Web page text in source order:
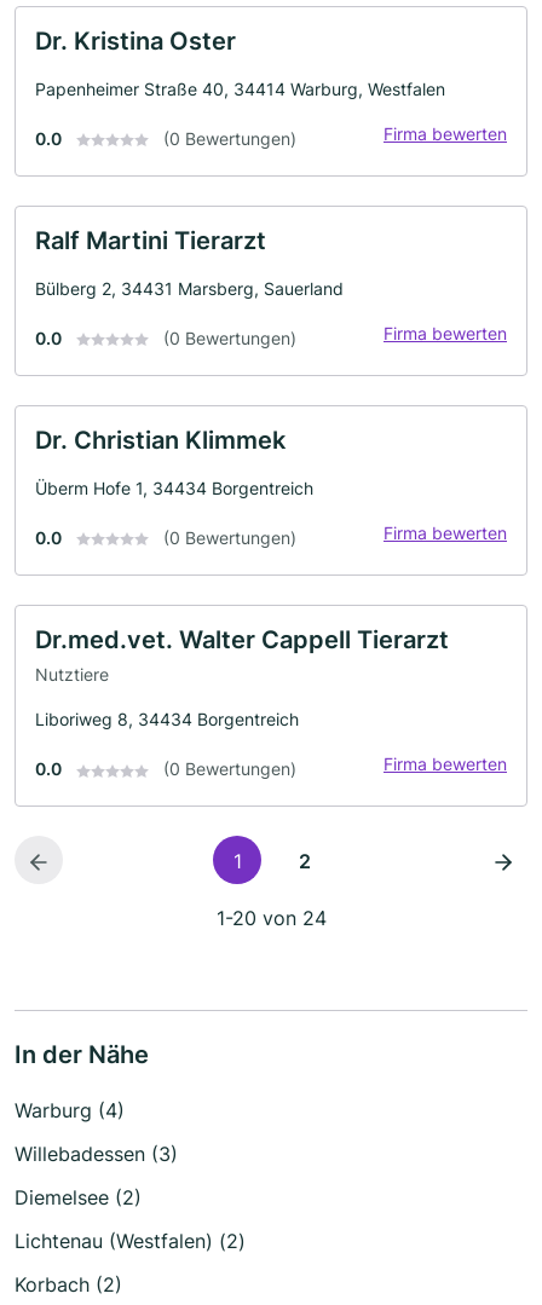
Dr. Kristina Oster
Papenheimer Straße 40, 34414 Warburg, Westfalen
0.0 (0 Bewertungen) Firma bewerten
Ralf Martini Tierarzt
Bülberg 2, 34431 Marsberg, Sauerland
0.0 (0 Bewertungen) Firma bewerten
Dr. Christian Klimmek
Überm Hofe 1, 34434 Borgentreich
0.0 (0 Bewertungen) Firma bewerten
Dr.med.vet. Walter Cappell Tierarzt
Nutztiere
Liboriweg 8, 34434 Borgentreich
0.0 (0 Bewertungen) Firma bewerten
1 2
1-20 von 24
In der Nähe
Warburg (4)
Willebadessen (3)
Diemelsee (2)
Lichtenau (Westfalen) (2)
Korbach (2)